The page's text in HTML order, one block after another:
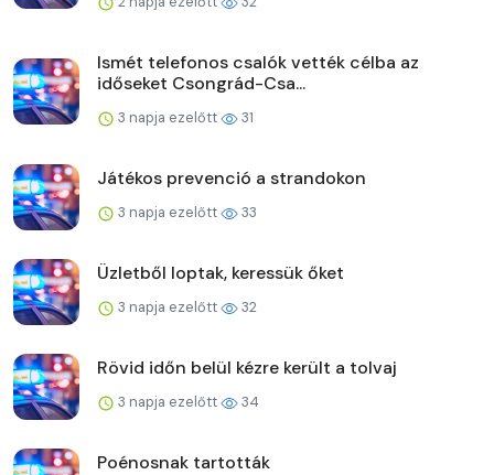
Ismét telefonos csalók vették célba az
időseket Csongrád-Csa...
3 napja ezelőtt 31
Játékos prevenció a strandokon
3 napja ezelőtt 33
Üzletből loptak, keressük őket
3 napja ezelőtt 32
Rövid időn belül kézre került a tolvaj
3 napja ezelőtt 34
Poénosnak tartották